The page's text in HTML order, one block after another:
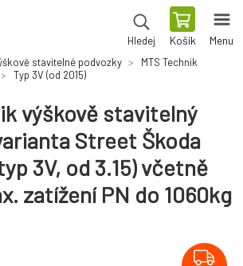
Hledej Košík Menu
stavitelné podvozky
MTS Technik
Typ 3V (od 2015)
výškově stavitelný
Street Škoda
3V, od 3.15) včetně
zatížení PN do 1060kg